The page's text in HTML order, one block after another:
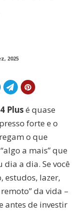
2025
Plusé quase
forte e o
o que
a mais” que
a dia. Se você
estudos, lazer,
da vida –
antes de investir